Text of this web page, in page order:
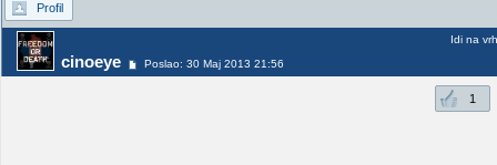
Profil
cinoeye Poslao: 30 Maj 2013 21:56
Idi na vrh
1